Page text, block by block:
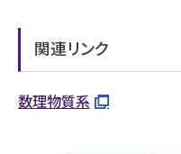
関連リンク
数理物質系